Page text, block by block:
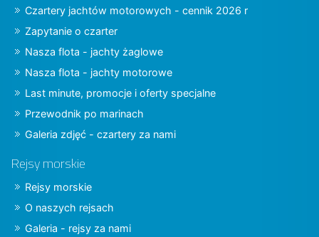
Czartery jachtów motorowych - cennik 2026 r
Zapytanie o czarter
Nasza flota - jachty żaglowe
Nasza flota - jachty motorowe
Last minute, promocje i oferty specjalne
Przewodnik po marinach
Galeria zdjęć - czartery za nami
Rejsy morskie
Rejsy morskie
O naszych rejsach
Galeria - rejsy za nami